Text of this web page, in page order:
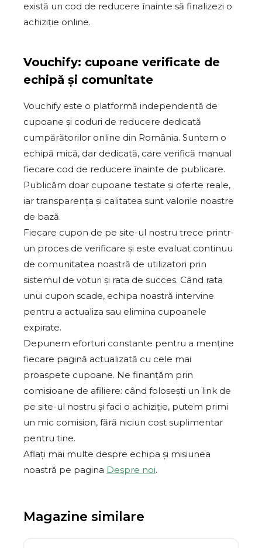
există un cod de reducere înainte să finalizezi o
achiziție online.
Vouchify: cupoane verificate de
echipă și comunitate
Vouchify este o platformă independentă de
cupoane și coduri de reducere dedicată
cumpărătorilor online din România. Suntem o
echipă mică, dar dedicată, care verifică manual
fiecare cod de reducere înainte de publicare.
Publicăm doar cupoane testate și oferte reale,
iar transparența și calitatea sunt valorile noastre
de bază.
Fiecare cupon de pe site-ul nostru trece printr-
un proces de verificare și este evaluat continuu
de comunitatea noastră de utilizatori prin
sistemul de voturi și rata de succes. Când rata
unui cupon scade, echipa noastră intervine
pentru a actualiza sau elimina cupoanele
expirate.
Depunem eforturi constante pentru a menține
fiecare pagină actualizată cu cele mai
proaspete cupoane. Ne finanțăm prin
comisioane de afiliere: când folosești un link de
pe site-ul nostru și faci o achiziție, putem primi
un mic comision, fără niciun cost suplimentar
pentru tine.
Aflați mai multe despre echipa și misiunea
noastră pe pagina Despre noi.
Magazine similare